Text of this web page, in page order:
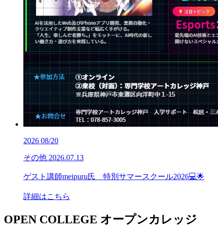
2026 08/20
その他 2026.07.13
ゲスト講師meipuru氏 特別サマースクール2026💻🌟
詳細はこちら
OPEN COLLEGE オープンカレッジ